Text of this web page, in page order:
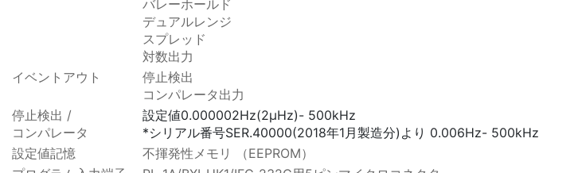
バレーホールド
デュアルレンジ
スプレッド
対数出力
イベントアウト
停止検出
コンパレータ出力
停止検出 /
コンパレータ
設定値0.000002Hz(2μHz)- 500kHz
*シリアル番号SER.40000(2018年1月製造分)より 0.006Hz- 500kHz
設定値記憶
不揮発性メモリ （EEPROM）